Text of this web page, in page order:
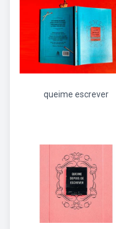
queime escrever